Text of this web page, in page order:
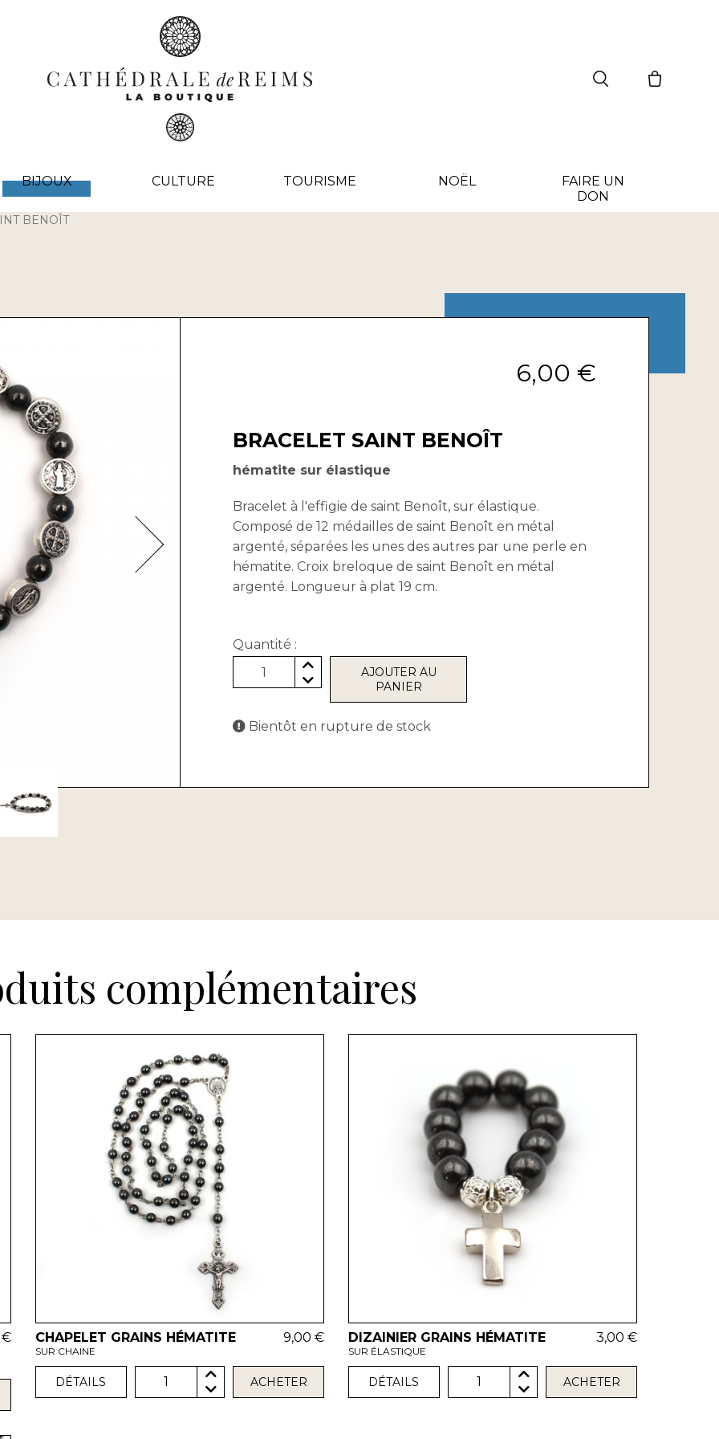
BENOÎT
6,00 €
BRACELET SAINT BENOÎT
hématite sur élastique
Bracelet à l'effigie de saint Benoît, sur élastique.
Composé de 12 médailles de saint Benoît en métal
argenté, séparées les unes des autres par une perle en
hématite. Croix breloque de saint Benoît en métal
argenté. Longueur à plat 19 cm.
Quantité :
1
AJOUTER AU
PANIER
Bientôt en rupture de stock
complémentaires
€ CHAPELET GRAINS HÉMATITE
SUR CHAINE
9,00 €
DÉTAILS 1 ACHETER
DIZAINIER GRAINS HÉMATITE
SUR ÉLASTIQUE
3,00 €
DÉTAILS 1 ACHETER
BIJOUX CULTURE TOURISME NOËL
FAIRE UN
DON